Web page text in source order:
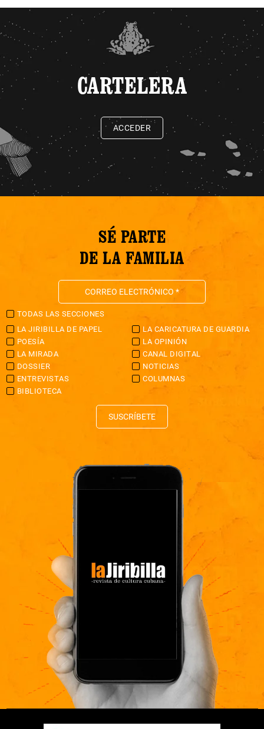
CARTELERA
ACCEDER
SÉ PARTE
DE LA FAMILIA
TODAS LAS SECCIONES
LA JIRIBILLA DE PAPEL
LA CARICATURA DE GUARDIA
POESÍA
LA OPINIÓN
LA MIRADA
CANAL DIGITAL
DOSSIER
NOTICIAS
ENTREVISTAS
COLUMNAS
BIBLIOTECA
SUSCRÍBETE